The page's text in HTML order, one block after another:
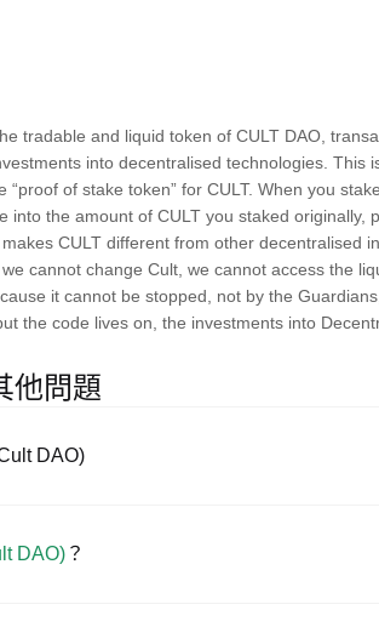
tradable and liquid token of CULT DAO,
into decentralised technologies.
“proof of stake token” for CULT. When you
into the amount of CULT you staked
CULT different from other decentralised
cannot change Cult, we cannot access the
it cannot be stopped, not by the
the code lives on, the investments into
他問題
DAO)
支援多種代幣交易，包括 CULT，並提供具有競
DAO) ？